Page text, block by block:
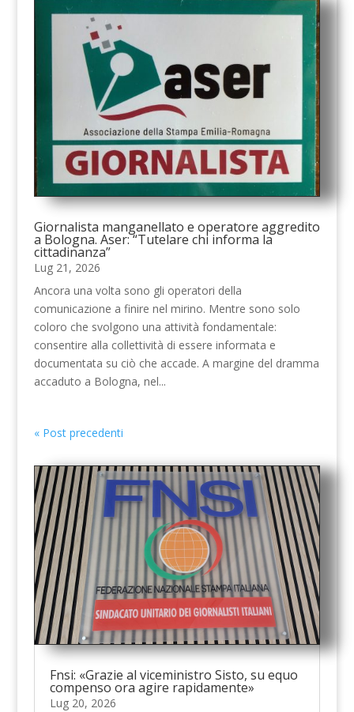
Giornalista manganellato e operatore aggredito
a Bologna. Aser: “Tutelare chi informa la
cittadinanza”
Lug 21, 2026
Ancora una volta sono gli operatori della
comunicazione a finire nel mirino. Mentre sono solo
coloro che svolgono una attività fondamentale:
consentire alla collettività di essere informata e
documentata su ciò che accade. A margine del dramma
accaduto a Bologna, nel...
« Post precedenti
Fnsi: «Grazie al viceministro Sisto, su equo
compenso ora agire rapidamente»
Lug 20, 2026